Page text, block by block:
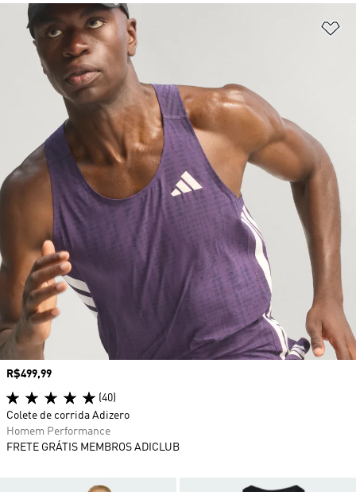
Preço
R$499,99
(40)
Colete de corrida Adizero
Homem Performance
FRETE GRÁTIS MEMBROS ADICLUB